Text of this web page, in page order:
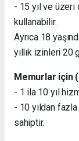
- 15 yıl ve üzeri
kullanabilir.
Ayrıca 18
yıllık izinleri 20
Memurlar için
- 1 ila 10 yıl
- 10 yıldan
sahiptir.